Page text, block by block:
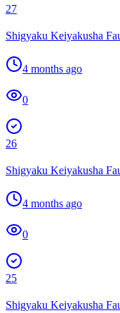
27
Shigyaku Keiyakusha
4 months ago
0
26
Shigyaku Keiyakusha
4 months ago
0
25
Shigyaku Keiyakusha